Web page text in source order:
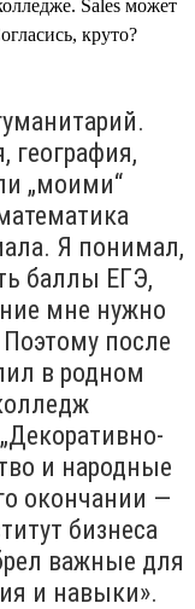
Sales может
круто?
география,
„моими“
Я понимал,
баллы ЕГЭ,
мне нужно
после
в родном
и народные
окончании —
бизнеса
важные для
и навыки».